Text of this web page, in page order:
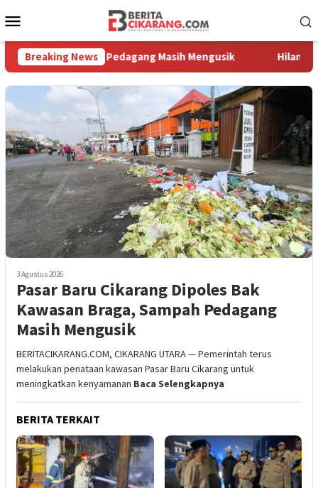
ke
Mobile
Breaking News
Sampah Pedagang Masih Mengusik Hilang 5 Bulan,
3 Agustus 2026
Pasar Baru Cikarang Dipoles Bak
Kawasan Braga, Sampah Pedagang
Masih Mengusik
BERITACIKARANG.COM, CIKARANG UTARA — Pemerintah terus
melakukan penataan kawasan Pasar Baru Cikarang untuk
meningkatkan kenyamanan Baca Selengkapnya
BERITA TERKAIT